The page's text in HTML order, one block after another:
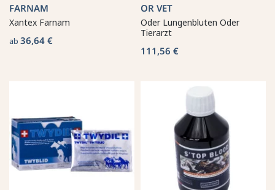
FARNAM
Xantex Farnam
ab 36,64 €
OR VET
Oder Lungenbluten Oder
Tierarzt
111,56 €